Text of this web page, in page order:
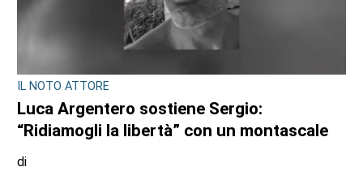
IL NOTO ATTORE
Luca Argentero sostiene Sergio:
“Ridiamogli la libertà” con un montascale
di